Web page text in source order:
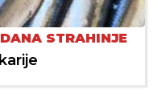
STRAHINJE